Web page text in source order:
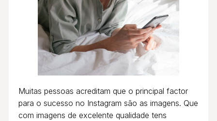
Muitas pessoas acreditam que o principal factor
para o sucesso no Instagram são as imagens. Que
com imagens de excelente qualidade tens